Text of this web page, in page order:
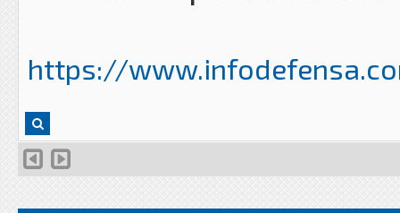
https://